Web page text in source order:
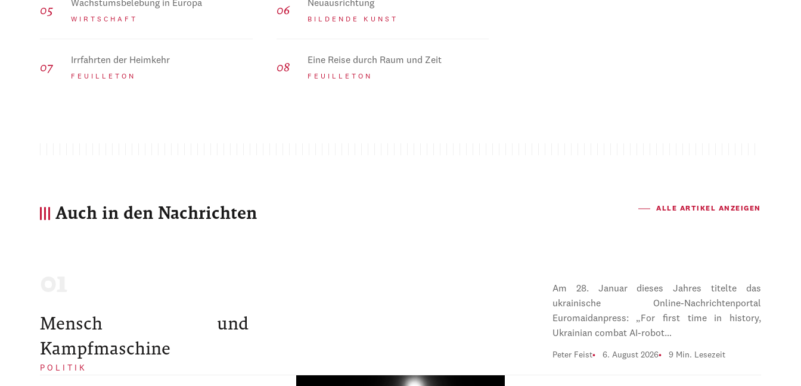
Wachstumsbelebung in Europa
WIRTSCHAFT
Neuausrichtung
BILDENDE KUNST
Irrfahrten der Heimkehr
FEUILLETON
Eine Reise durch Raum und Zeit
FEUILLETON
Auch in den Nachrichten ALLE ARTIKEL ANZEIGEN
Mensch und
Kampfmaschine
POLITIK
Am 28. Januar dieses Jahres titelte das
ukrainische Online-Nachrichtenportal
Euromaidanpress: „For first time in history,
Ukrainian combat AI-robot…
Peter Feist 6. August 2026 9 Min. Lesezeit